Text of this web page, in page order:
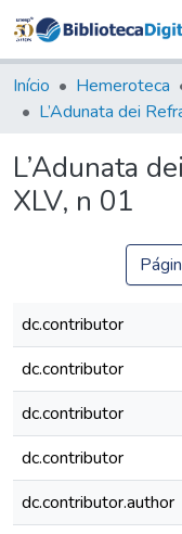
Início Hemeroteca
L’Adunata dei
L’Adunata
XLV, n 01
dc.contributor
dc.contributor
dc.contributor
dc.contributor
dc.contributor.author